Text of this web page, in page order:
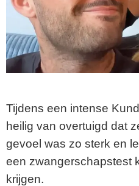
Tijdens een intense
heilig van overtuigd dat
gevoel was zo sterk en
een zwangerschapstest
krijgen.